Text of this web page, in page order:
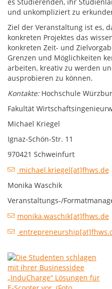
und unkompliziert zu
Ziel der Veranstaltung ist es,
konkreten Projektes das
konkreten Zeit- und
Grenzen und Möglichkeiten
arbeiten, kreativ zu werden
ausprobieren zu können.
Kontakte:Hochschule
Fakultät
Michael Kriegel
Ignaz-Schön-Str. 11
970421 Schweinfurt
michael.kriegel[at]fhws.de
Monika Waschik
Veranstaltungs-/
monika.waschik[at]fhws.de